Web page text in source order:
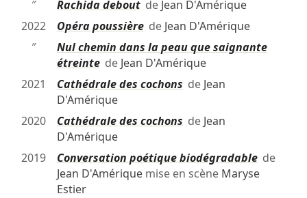
″
Rachida deboutde Jean D'Amérique
2022
Opéra poussièrede Jean D'Amérique
″
Nul chemin dans la peau que saignante
étreintede Jean D'Amérique
2021
Cathédrale des cochons de Jean
D'Amérique
2020
Cathédrale des cochons de Jean
D'Amérique
2019
Conversation poétique biodégradablede
Jean D'Amériquemise en scène Maryse
Estier